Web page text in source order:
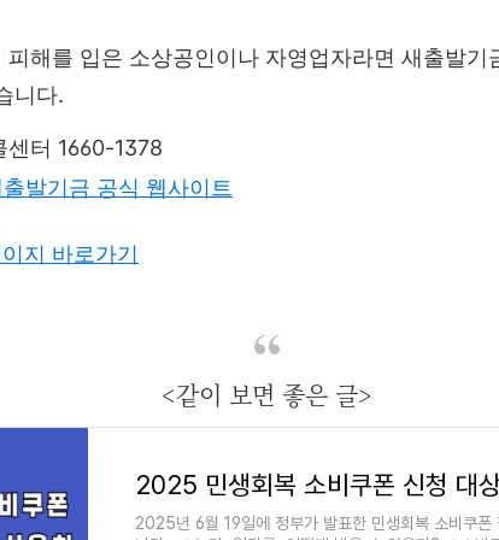
피해를 입은 소상공인이나 자영업자라면 새출발기
니다.
센터 1660-1378
발기금 공식 웹사이트
지 바로가기
<같이 보면 좋은 글>
2025년 6월 19일에 정부가 발표한 민생회복 소비쿠폰